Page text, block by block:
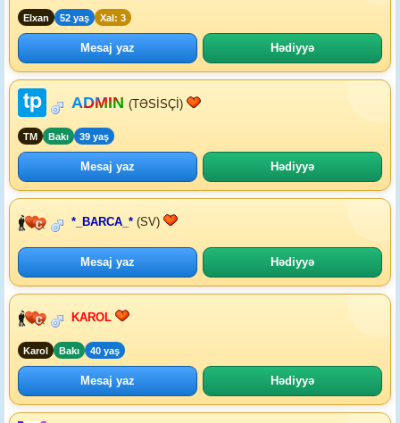
Elxan 52 yaş Xal: 3
Mesaj yaz Hədiyyə
ADMIN (TƏSİSÇİ)
TM Bakı 39 yaş
Mesaj yaz Hədiyyə
*_BARCA_* (SV)
Mesaj yaz Hədiyyə
KAROL
Karol Bakı 40 yaş
Mesaj yaz Hədiyyə